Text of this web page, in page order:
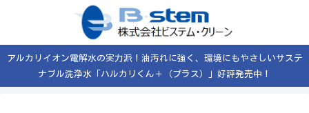
アルカリイオン電解水の実力派！油汚れに強く、環境にもやさしいサステ
ナブル洗浄水「ハルカリくん＋（プラス）」好評発売中！